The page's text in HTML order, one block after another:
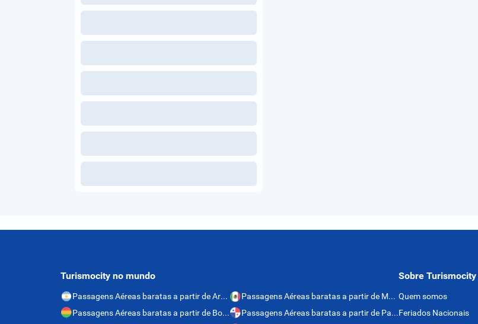
Turismocity no mundo
Passagens Aéreas baratas a partir de Argentina
Passagens Aéreas baratas a partir de Bolívia
Passagens Aéreas baratas a partir de México
Passagens Aéreas baratas a partir de Panamá
Sobre Turismocity
Quem somos
Feriados Nacionais